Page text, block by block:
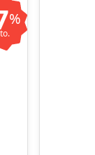
%